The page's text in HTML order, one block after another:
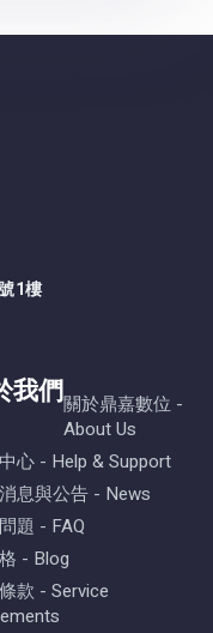
1樓
我們關於鼎嘉數位 -
About Us
心 - Help & Support
息與公告 - News
題 - FAQ
- Blog
款 - Service